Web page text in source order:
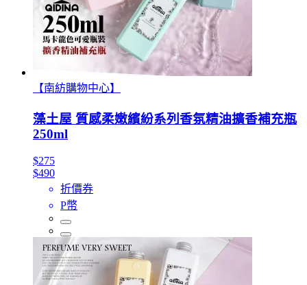
【南紡購物中心】
藻土屋 質感柔嫩繽紛系列香氛精油擴香補充瓶
250ml
$275
$490
折價券
P幣